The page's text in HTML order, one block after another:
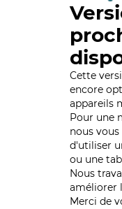
Cette
encore
appareils
Pour une
nous
d'utiliser
ou une
Nous
améliorer
Merci de